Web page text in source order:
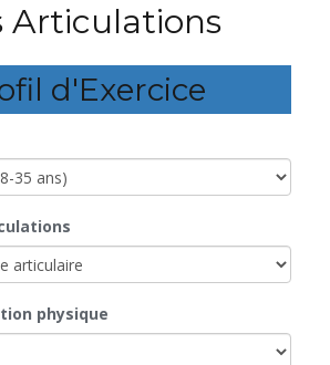
Articulations
d'Exercice
physique